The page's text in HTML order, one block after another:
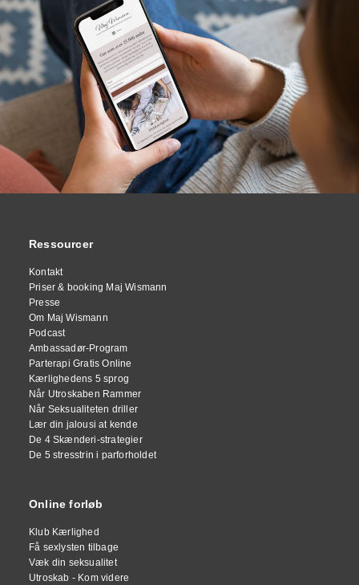
Ressourcer
Kontakt
Priser & booking Maj Wismann
Presse
Om Maj Wismann
Podcast
Ambassadør-Program
Parterapi Gratis Online
Kærlighedens 5 sprog
Når Utroskaben Rammer
Når Seksualiteten driller
Lær din jalousi at kende
De 4 Skænderi-strategier
De 5 stresstrin i parforholdet
Online forløb
Klub Kærlighed
Få sexlysten tilbage
Væk din seksualitet
Utroskab - Kom videre